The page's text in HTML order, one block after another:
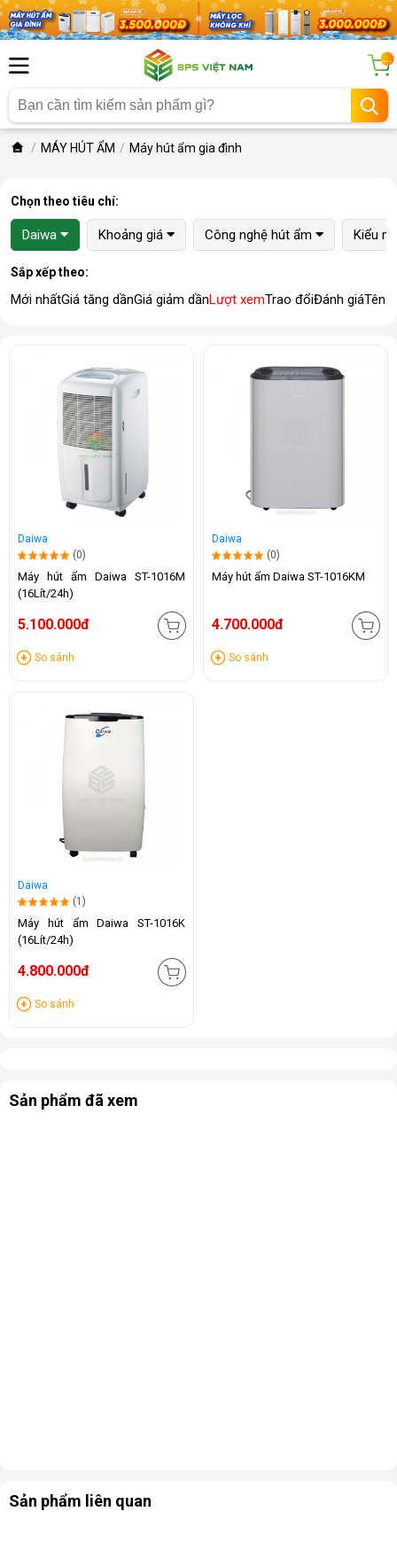
...
MÁY HÚT ẨM Máy hút ẩm gia đình
Chọn theo tiêu chí:
Daiwa Khoảng giá Công nghệ hút ẩm Kiểu
Sắp xếp theo:
Mới nhấtGiá tăng dầnGiá giảm dầnLượt xemTrao đổiĐánh giáTên
Daiwa
(0)
Máy hút ẩm Daiwa ST-1016M
(16Lít/24h)
5.100.000đ
So sánh
Daiwa
(0)
Máy hút ẩm Daiwa ST-1016KM
4.700.000đ
So sánh
Daiwa
(1)
Máy hút ẩm Daiwa ST-1016K
(16Lít/24h)
4.800.000đ
So sánh
Sản phẩm đã xem
Sản phẩm liên quan